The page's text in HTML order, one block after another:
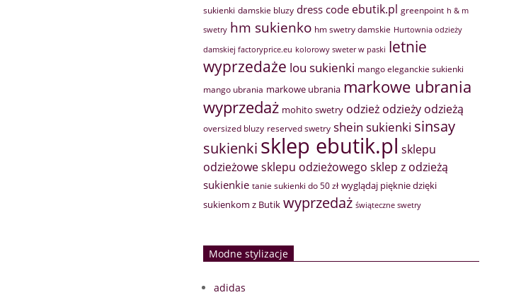
sukienki damskie bluzy dress code ebutik.pl greenpoint h & m
swetry hm sukienko hm swetry damskie Hurtownia odzieży
damskiej factoryprice.eu kolorowy sweter w paski letnie
wyprzedaże lou sukienki mango eleganckie sukienki
mango ubrania markowe ubrania markowe ubrania
wyprzedaż mohito swetry odzież odzieży odzieżą
oversized bluzy reserved swetry shein sukienki sinsay
sukienki sklep ebutik.pl sklepu
odzieżowesklepu odzieżowego sklep z odzieżą
sukienkie tanie sukienki do 50 zł wyglądaj pięknie dzięki
sukienkom z Butik wyprzedaż świąteczne swetry
Modne stylizacje
adidas